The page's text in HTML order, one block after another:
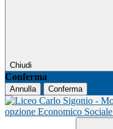
Chiudi
Conferma
Annulla Conferma
opzione Economico Sociale